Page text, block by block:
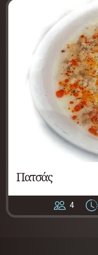
Πατσάς
4